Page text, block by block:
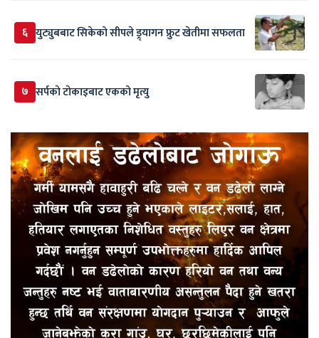
६ युट्युबबाट सिकेको सीपले ड्र्यागन फ्रुट खेतीमा सफलता
७ सर्पकाे टाेकाइबाट एकको मृत्यु